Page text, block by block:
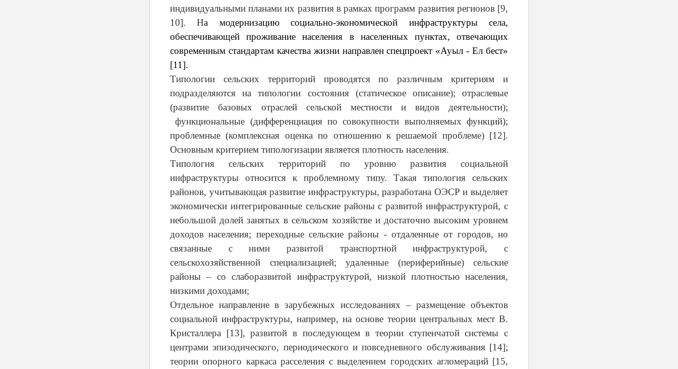
индивидуальными планами их развития в рамках программ развития регионов [9,
10]. На модернизацию социально-экономической инфраструктуры села,
обеспечивающей проживание населения в населенных пунктах, отвечающих
современным стандартам качества жизни направлен спецпроект «Ауыл - Ел бест»
[11].
Типологии сельских территорий проводятся по различным критериям и
подразделяются на типологии состояния (статическое описание); отраслевые
(развитие базовых отраслей сельской местности и видов деятельности);
функциональные (дифференциация по совокупности выполняемых функций);
проблемные (комплексная оценка по отношению к решаемой проблеме) [12].
Основным критерием типологизации является плотность населения.
Типология сельских территорий по уровню развития социальной
инфраструктуры относится к проблемному типу. Такая типология сельских
районов, учитывающая развитие инфраструктуры, разработана ОЭСР и выделяет
экономически интегрированные сельские районы с развитой инфраструктурой, с
небольшой долей занятых в сельском хозяйстве и достаточно высоким уровнем
доходов населения; переходные сельские районы - отдаленные от городов, но
связанные с ними развитой транспортной инфраструктурой, с
сельскохозяйственной специализацией; удаленные (периферийные) сельские
районы – со слаборазвитой инфраструктурой, низкой плотностью населения,
низкими доходами;
Отдельное направление в зарубежных исследованиях – размещение объектов
социальной инфраструктуры, например, на основе теории центральных мест В.
Кристаллера [13], развитой в последующем в теории ступенчатой системы с
центрами эпизодического, периодического и повседневного обслуживания [14];
теории опорного каркаса расселения с выделением городских агломераций [15,